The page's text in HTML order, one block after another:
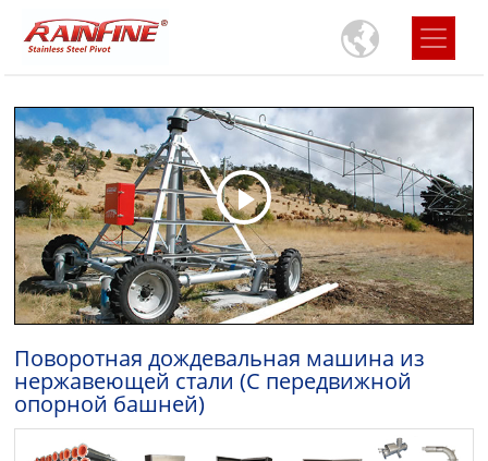
Поворотная дождевальная машина из
нержавеющей стали (С передвижной
опорной башней)